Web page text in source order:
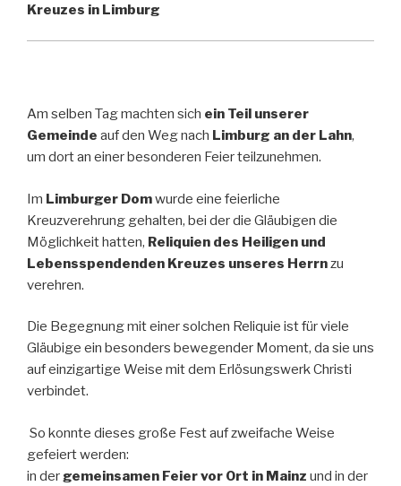
Kreuzes in Limburg
Am selben Tag machten sich ein Teil unserer
Gemeinde auf den Weg nach Limburg an der Lahn,
um dort an einer besonderen Feier teilzunehmen.
Im Limburger Domwurde eine feierliche
Kreuzverehrung gehalten, bei der die Gläubigen die
Möglichkeit hatten, Reliquien des Heiligen und
Lebensspendenden Kreuzes unseres Herrnzu
verehren.
Die Begegnung mit einer solchen Reliquie ist für viele
Gläubige ein besonders bewegender Moment, da sie uns
auf einzigartige Weise mit dem Erlösungswerk Christi
verbindet.
So konnte dieses große Fest auf zweifache Weise
gefeiert werden:
in dergemeinsamen Feier vor Ort in Mainz und in der